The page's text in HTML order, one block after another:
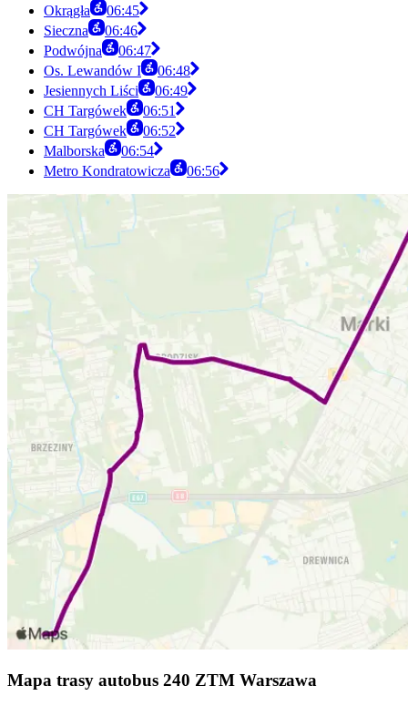
Okrągła
06:45
Sieczna
06:46
Podwójna
06:47
Os. Lewandów I
06:48
Jesiennych Liści
06:49
CH Targówek
06:51
CH Targówek
06:52
Malborska
06:54
Metro Kondratowicza
06:56
Mapa trasy autobus 240 ZTM Warszawa